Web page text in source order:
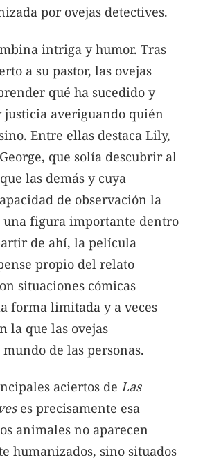
por ovejas detectives.
intriga y humor. Tras
a su pastor, las ovejas
qué ha sucedido y
justicia averiguando quién
Entre ellas destaca Lily,
que solía descubrir al
las demás y cuya
de observación la
figura importante dentro
de ahí, la película
propio del relato
situaciones cómicas
forma limitada y a veces
la que las ovejas
de las personas.
aciertos de Las
es precisamente esa
animales no aparecen
humanizados, sino situados